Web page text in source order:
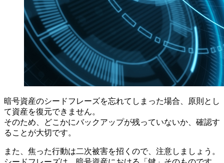
暗号資産のシードフレーズを忘れてしまった場合、原則とし
て資産を復元できません。
そのため、どこかにバックアップが残っていないか、確認す
ることが大切です。
また、焦った行動は二次被害を招くので、注意しましょう。